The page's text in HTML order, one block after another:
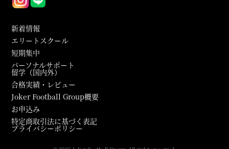
新着情報
エリートスクール
短期集中
パーソナルサポート
留学（国内外）
合格実績・レビュー
Joker Football Group概要
お申込み
特定商取引法に基づく表記
プライバシーポリシー